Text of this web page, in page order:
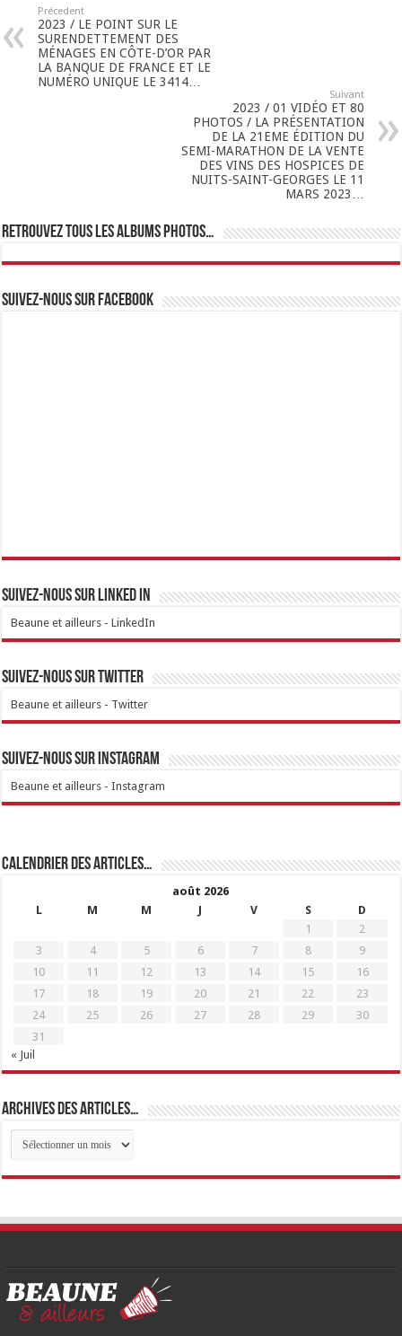
Précedent
2023 / LE POINT SUR LE
SURENDETTEMENT DES
MÉNAGES EN CÔTE-D’OR PAR
LA BANQUE DE FRANCE ET LE
NUMÉRO UNIQUE LE 3414…
Suivant
2023 / 01 VIDÉO ET 80
PHOTOS / LA PRÉSENTATION
DE LA 21EME ÉDITION DU
SEMI-MARATHON DE LA VENTE
DES VINS DES HOSPICES DE
NUITS-SAINT-GEORGES LE 11
MARS 2023…
Retrouvez tous les albums photos…
Suivez-nous sur Facebook
Suivez-nous sur linked IN
Beaune et ailleurs - LinkedIn
Suivez-nous sur Twitter
Beaune et ailleurs - Twitter
Suivez-nous sur Instagram
Beaune et ailleurs - Instagram
Calendrier des articles…
août 2026
L
M M J V S
D
1
2
3
4 5 6 7 8
9
10
11 12 13 14 15
16
17
18 19 20 21 22
23
24
25 26 27 28 29
30
31
« Juil
Archives des articles…
Archives
des
articles…